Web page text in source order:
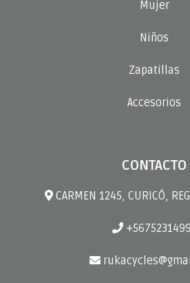
Mujer
Niños
Zapatillas
Accesorios
CONTACTO
CARMEN 1245, CURICÓ,